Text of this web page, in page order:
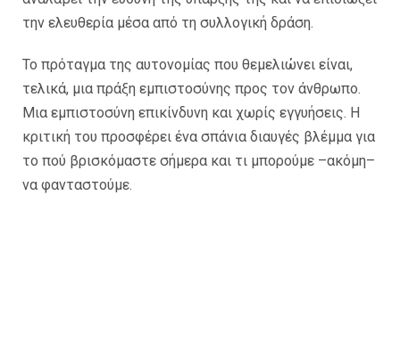
την ελευθερία μέσα από τη συλλογική δράση.
Το πρόταγμα της αυτονομίας που θεμελιώνει είναι,
τελικά, μια πράξη εμπιστοσύνης προς τον άνθρωπο.
Μια εμπιστοσύνη επικίνδυνη και χωρίς εγγυήσεις. Η
κριτική του προσφέρει ένα σπάνια διαυγές βλέμμα για
το πού βρισκόμαστε σήμερα και τι μπορούμε –ακόμη–
να φανταστούμε.